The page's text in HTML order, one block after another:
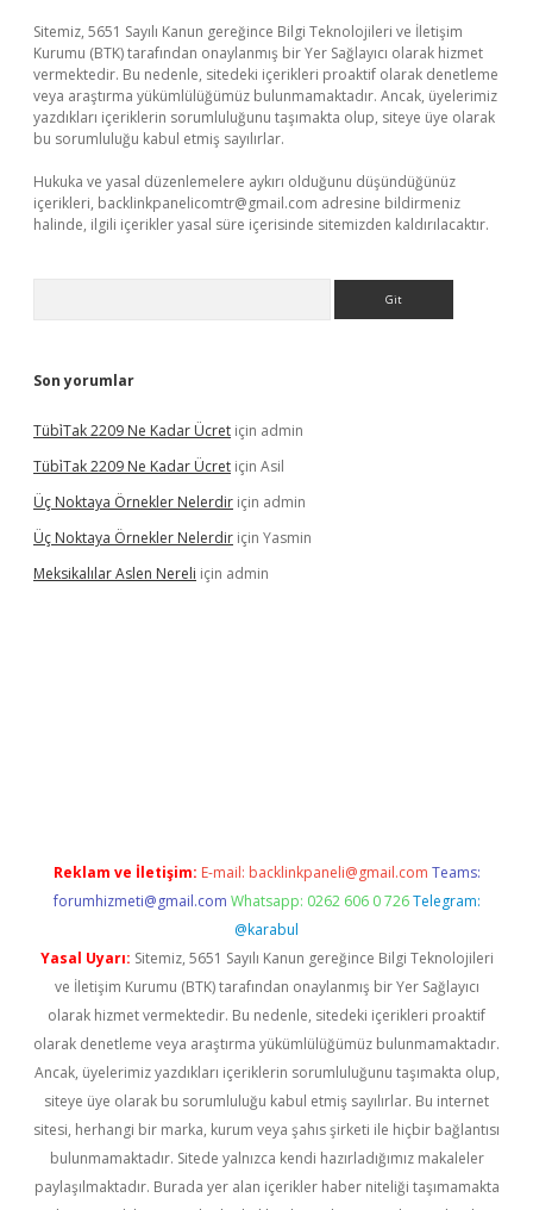
Sitemiz, 5651 Sayılı Kanun gereğince Bilgi Teknolojileri ve İletişim
Kurumu (BTK) tarafından onaylanmış bir Yer Sağlayıcı olarak hizmet
vermektedir. Bu nedenle, sitedeki içerikleri proaktif olarak denetleme
veya araştırma yükümlülüğümüz bulunmamaktadır. Ancak, üyelerimiz
yazdıkları içeriklerin sorumluluğunu taşımakta olup, siteye üye olarak
bu sorumluluğu kabul etmiş sayılırlar.
Hukuka ve yasal düzenlemelere aykırı olduğunu düşündüğünüz
içerikleri, backlinkpanelicomtr@gmail.com adresine bildirmeniz
halinde, ilgili içerikler yasal süre içerisinde sitemizden kaldırılacaktır.
Son yorumlar
Tübi̇Tak 2209 Ne Kadar Ücret için admin
Tübi̇Tak 2209 Ne Kadar Ücret için Asil
Üç Noktaya Örnekler Nelerdir için admin
Üç Noktaya Örnekler Nelerdir için Yasmin
Meksikalılar Aslen Nereli için admin
Reklam ve İletişim: E-mail: backlinkpaneli@gmail.com Teams:
forumhizmeti@gmail.com Whatsapp: 0262 606 0 726 Telegram:
@karabul
Yasal Uyarı: Sitemiz, 5651 Sayılı Kanun gereğince Bilgi Teknolojileri
ve İletişim Kurumu (BTK) tarafından onaylanmış bir Yer Sağlayıcı
olarak hizmet vermektedir. Bu nedenle, sitedeki içerikleri proaktif
olarak denetleme veya araştırma yükümlülüğümüz bulunmamaktadır.
Ancak, üyelerimiz yazdıkları içeriklerin sorumluluğunu taşımakta olup,
siteye üye olarak bu sorumluluğu kabul etmiş sayılırlar. Bu internet
sitesi, herhangi bir marka, kurum veya şahıs şirketi ile hiçbir bağlantısı
bulunmamaktadır. Sitede yalnızca kendi hazırladığımız makaleler
paylaşılmaktadır. Burada yer alan içerikler haber niteliği taşımamakta